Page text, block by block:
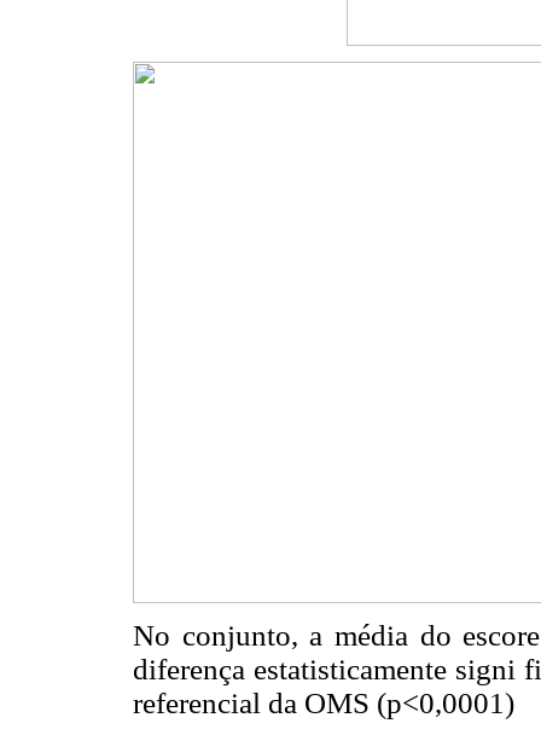
No conjunto, a média do
diferença estatisticamente signi
referencial da OMS (p<0,0001)